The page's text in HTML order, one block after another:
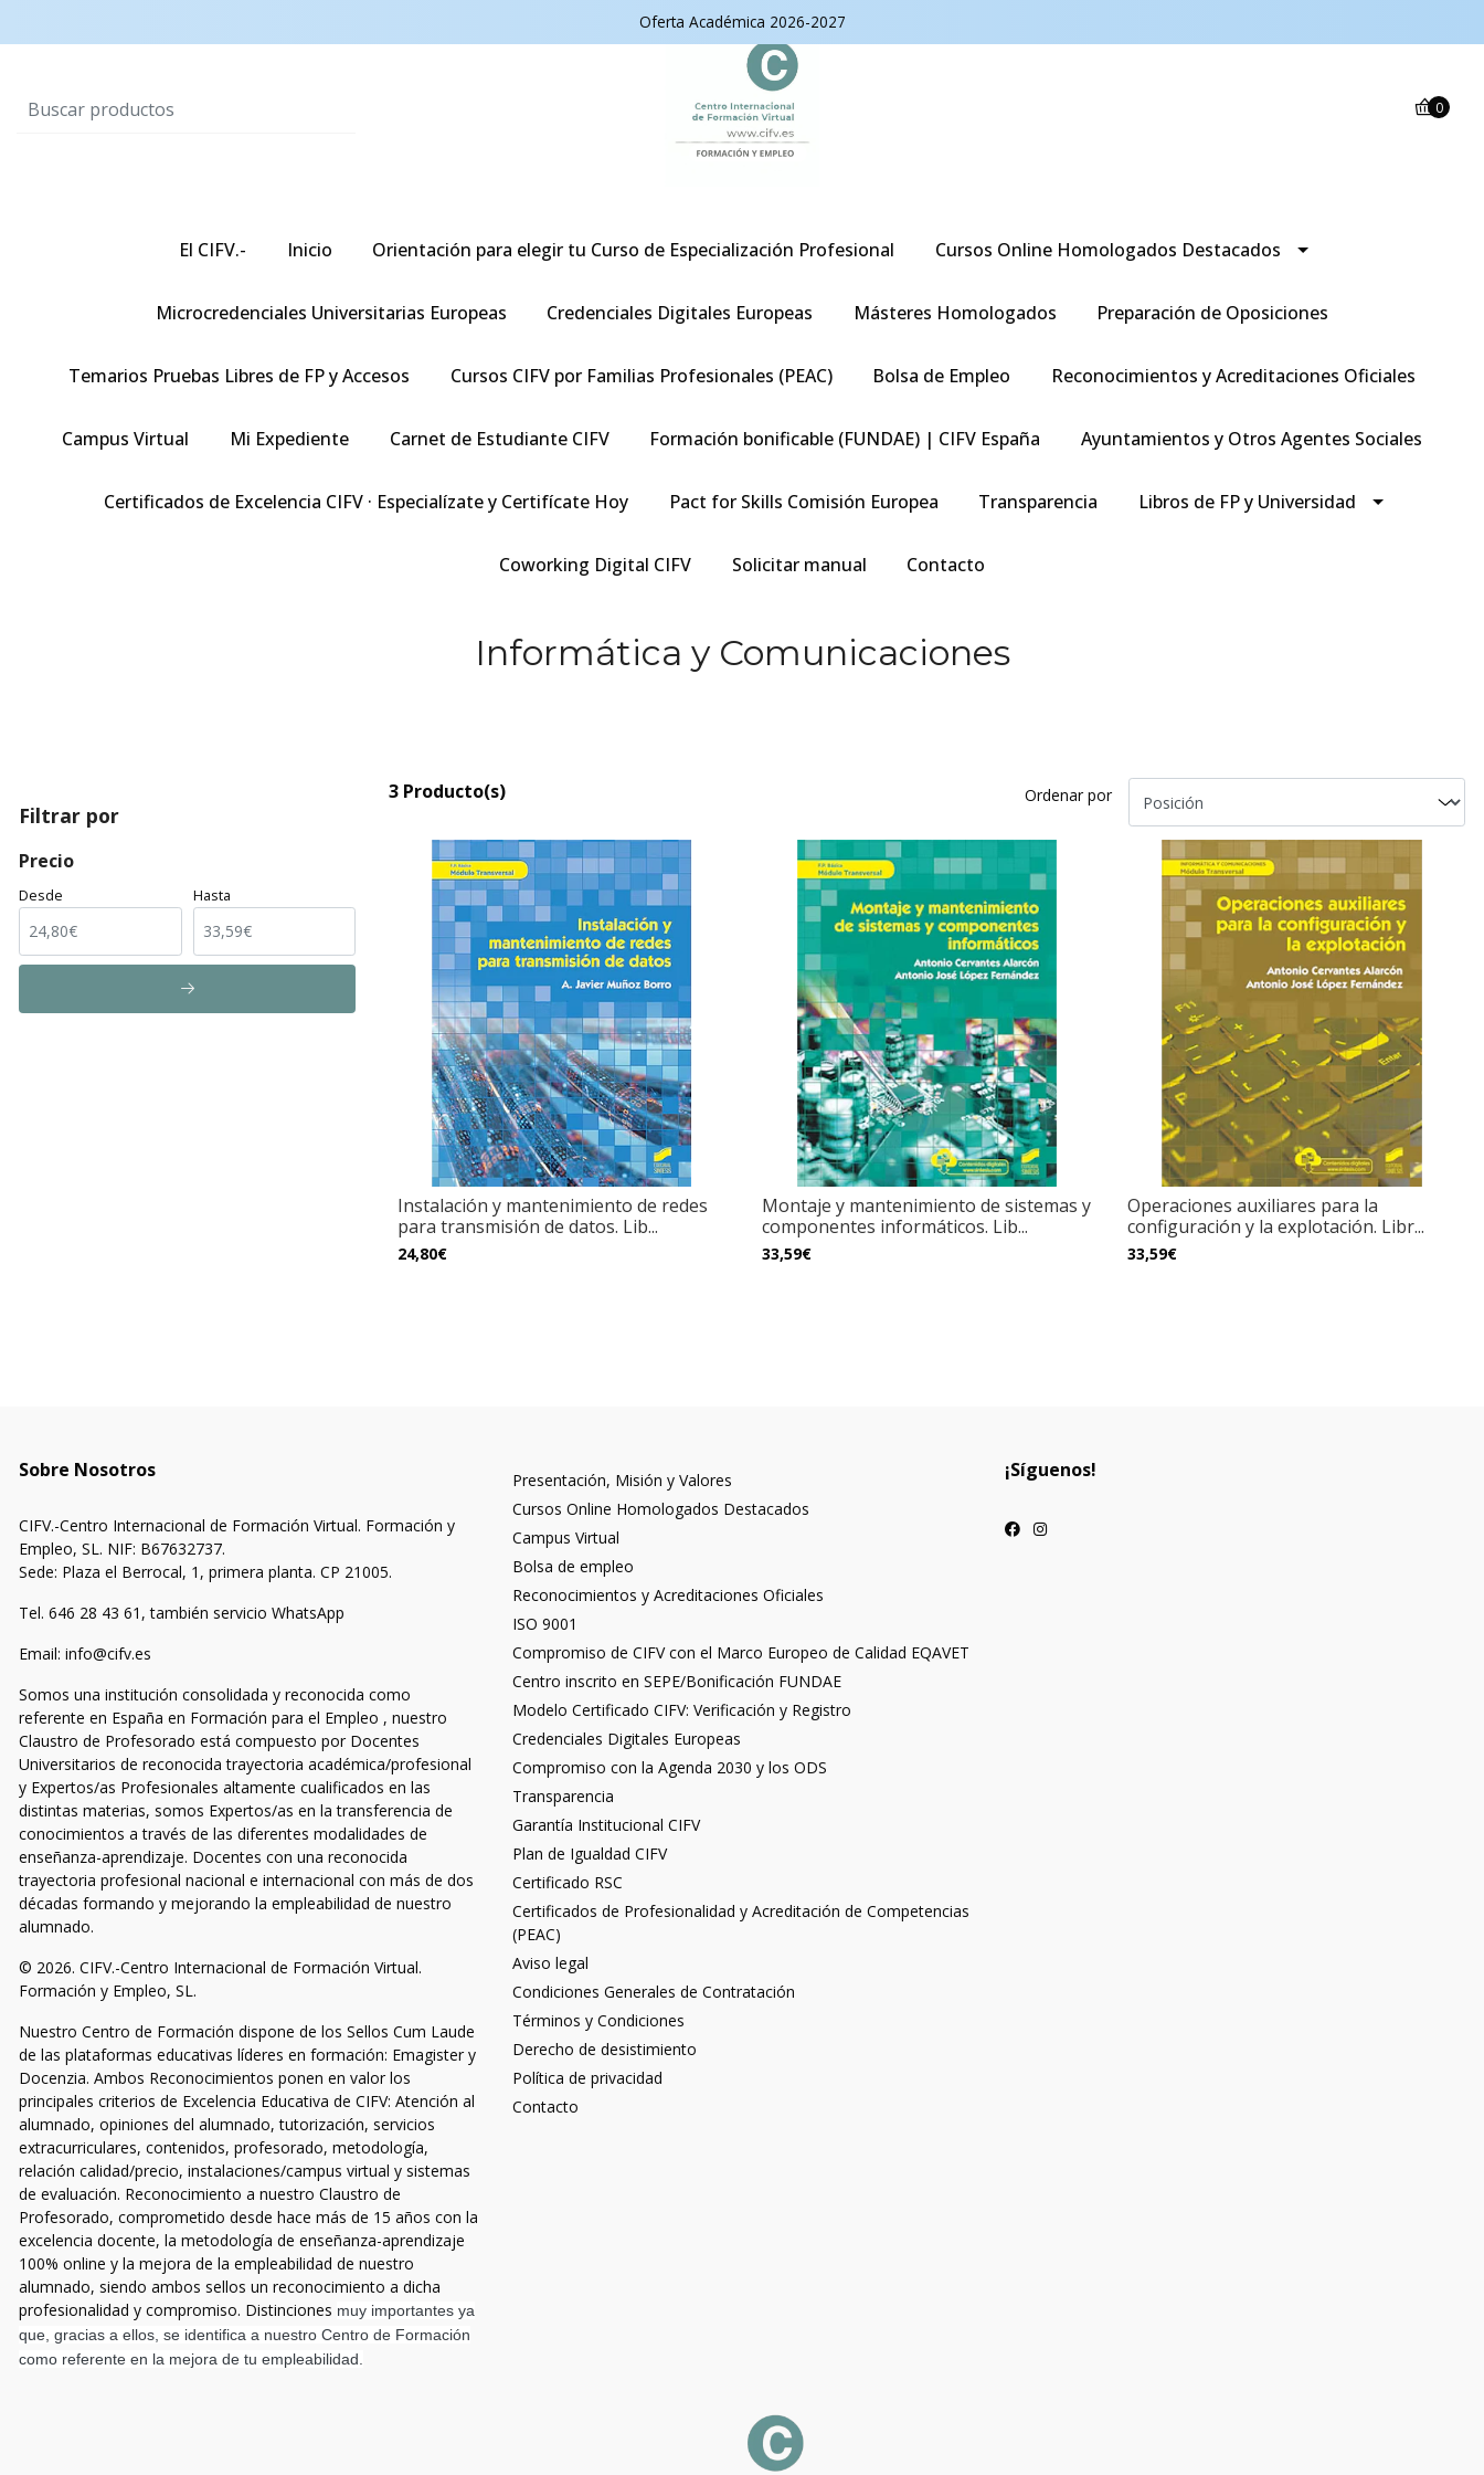
Oferta Académica 2026-2027
0
El CIFV.- Inicio Orientación para elegir tu Curso de Especialización Profesional Cursos Online Homologados Destacados
Microcredenciales Universitarias Europeas Credenciales Digitales Europeas Másteres Homologados Preparación de Oposiciones
Temarios Pruebas Libres de FP y Accesos Cursos CIFV por Familias Profesionales (PEAC) Bolsa de Empleo Reconocimientos y Acreditaciones Oficiales
Campus Virtual Mi Expediente Carnet de Estudiante CIFV Formación bonificable (FUNDAE) | CIFV España Ayuntamientos y Otros Agentes Sociales
Certificados de Excelencia CIFV · Especialízate y Certifícate Hoy Pact for Skills Comisión Europea Transparencia Libros de FP y Universidad
Coworking Digital CIFV Solicitar manual Contacto
Informática y Comunicaciones
Filtrar por
Precio
Desde Hasta
3 Producto(s) Ordenar por
Instalación y mantenimiento de redes
para transmisión de datos. Lib...
24,80€
Montaje y mantenimiento de sistemas y
componentes informáticos. Lib...
33,59€
Operaciones auxiliares para la
configuración y la explotación. Libr...
33,59€
Sobre Nosotros
CIFV.-Centro Internacional de Formación Virtual. Formación y
Empleo, SL. NIF: B67632737.
Sede: Plaza el Berrocal, 1, primera planta. CP 21005.
Tel. 646 28 43 61, también servicio WhatsApp
Email: info@cifv.es
Somos una institución consolidada y reconocida como
referente en España en Formación para el Empleo , nuestro
Claustro de Profesorado está compuesto por Docentes
Universitarios de reconocida trayectoria académica/profesional
y Expertos/as Profesionales altamente cualificados en las
distintas materias, somos Expertos/as en la transferencia de
conocimientos a través de las diferentes modalidades de
enseñanza-aprendizaje. Docentes con una reconocida
trayectoria profesional nacional e internacional con más de dos
décadas formando y mejorando la empleabilidad de nuestro
alumnado.
© 2026. CIFV.-Centro Internacional de Formación Virtual.
Formación y Empleo, SL.
Nuestro Centro de Formación dispone de los Sellos Cum Laude
de las plataformas educativas líderes en formación: Emagister y
Docenzia. Ambos Reconocimientos ponen en valor los
principales criterios de Excelencia Educativa de CIFV: Atención al
alumnado, opiniones del alumnado, tutorización, servicios
extracurriculares, contenidos, profesorado, metodología,
relación calidad/precio, instalaciones/campus virtual y sistemas
de evaluación. Reconocimiento a nuestro Claustro de
Profesorado, comprometido desde hace más de 15 años con la
excelencia docente, la metodología de enseñanza-aprendizaje
100% online y la mejora de la empleabilidad de nuestro
alumnado, siendo ambos sellos un reconocimiento a dicha
profesionalidad y compromiso. Distinciones muy importantes ya
que, gracias a ellos, se identifica a nuestro Centro de Formación
como referente en la mejora de tu empleabilidad.
Presentación, Misión y Valores
Cursos Online Homologados Destacados
Campus Virtual
Bolsa de empleo
Reconocimientos y Acreditaciones Oficiales
ISO 9001
Compromiso de CIFV con el Marco Europeo de Calidad EQAVET
Centro inscrito en SEPE/Bonificación FUNDAE
Modelo Certificado CIFV: Verificación y Registro
Credenciales Digitales Europeas
Compromiso con la Agenda 2030 y los ODS
Transparencia
Garantía Institucional CIFV
Plan de Igualdad CIFV
Certificado RSC
Certificados de Profesionalidad y Acreditación de Competencias
(PEAC)
Aviso legal
Condiciones Generales de Contratación
Términos y Condiciones
Derecho de desistimiento
Política de privacidad
Contacto
¡Síguenos!